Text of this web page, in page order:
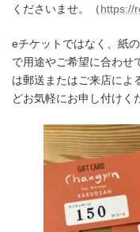
くださいませ。（https://
eチケットではなく、紙
で用途やご希望に合わせ
は郵送またはご来店によ
どお気軽にお申し付けく